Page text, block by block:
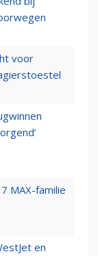
voor
MAX-familie
en